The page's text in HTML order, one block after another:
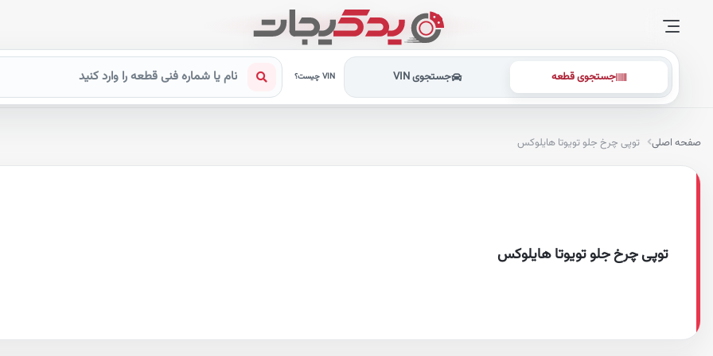
جستجوی قطعه جستجوی VIN VIN چیست؟
صفحه اصلی توپی چرخ جلو تویوتا هایلوکس
توپی چرخ جلو تویوتا هایلوکس